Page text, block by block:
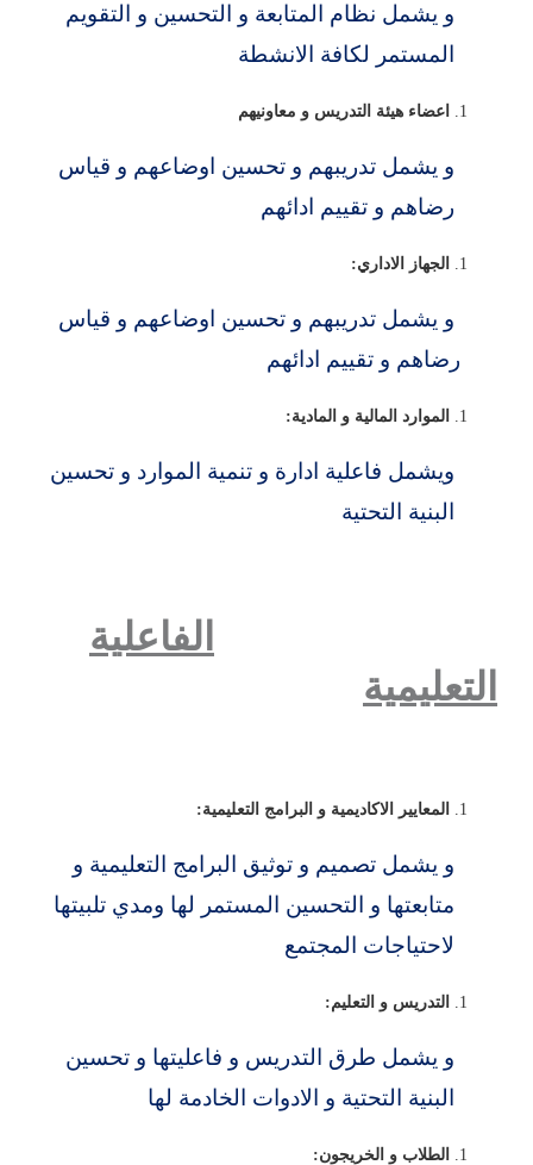
و يشمل نظام المتابعة و التحسين و التقويم
المستمر لكافة الانشطة
اعضاء هيئة التدريس و معاونيهم
و يشمل تدريبهم و تحسين اوضاعهم و قياس
رضاهم و تقييم ادائهم
الجهاز الاداري:
و يشمل تدريبهم و تحسين اوضاعهم و قياس
رضاهم و تقييم ادائهم
الموارد المالية و المادية:
ويشمل فاعلية ادارة و تنمية الموارد و تحسين
البنية التحتية
الفاعلية
التعليمية
المعايير الاكاديمية و البرامج التعليمية:
و يشمل تصميم و توثيق البرامج التعليمية و
متابعتها و التحسين المستمر لها ومدي تلبيتها
لاحتياجات المجتمع
التدريس و التعليم:
و يشمل طرق التدريس و فاعليتها و تحسين
البنية التحتية و الادوات الخادمة لها
الطلاب و الخريجون: